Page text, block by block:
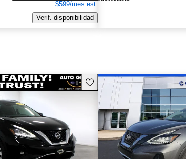
$599/mes est.
Verif. disponibilidad
Guarda este Aviso